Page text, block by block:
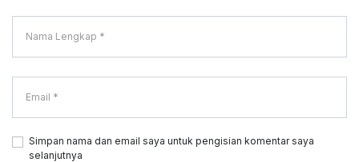
Simpan nama dan email saya untuk pengisian komentar saya
selanjutnya